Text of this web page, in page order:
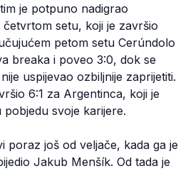
je potpuno nadigrao
setu, koji je završio
petom setu Cerúndolo
breaka i poveo 3:0, dok se
uspijevao ozbiljnije zaprijetiti.
6:1 za Argentinca, koji je
svoje karijere.
poraz još od veljače, kada ga je
Jakub Menšík. Od tada je